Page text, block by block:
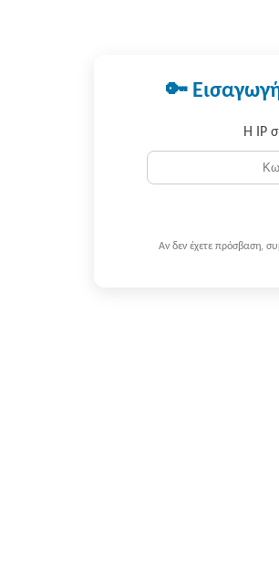
🔑
Η IP
Αν δεν έχετε πρόσβαση,